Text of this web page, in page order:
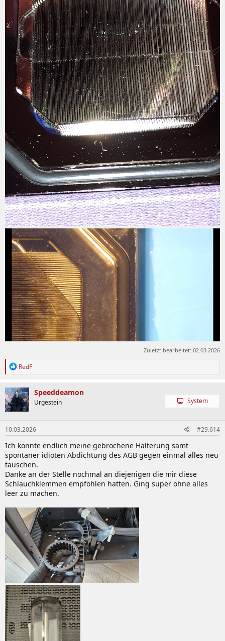
Zuletzt bearbeitet: 02.03.2026
R
k
t
i
o
n
e
n
:
RedF
Speeddeamon
Urgestein System
10.03.2026 #29.614
Ich konnte endlich meine gebrochene Halterung samt
spontaner idioten Abdichtung des AGB gegen einmal alles neu
tauschen.
Danke an der Stelle nochmal an diejenigen die mir diese
Schlauchklemmen empfohlen hatten. Ging super ohne alles
leer zu machen.